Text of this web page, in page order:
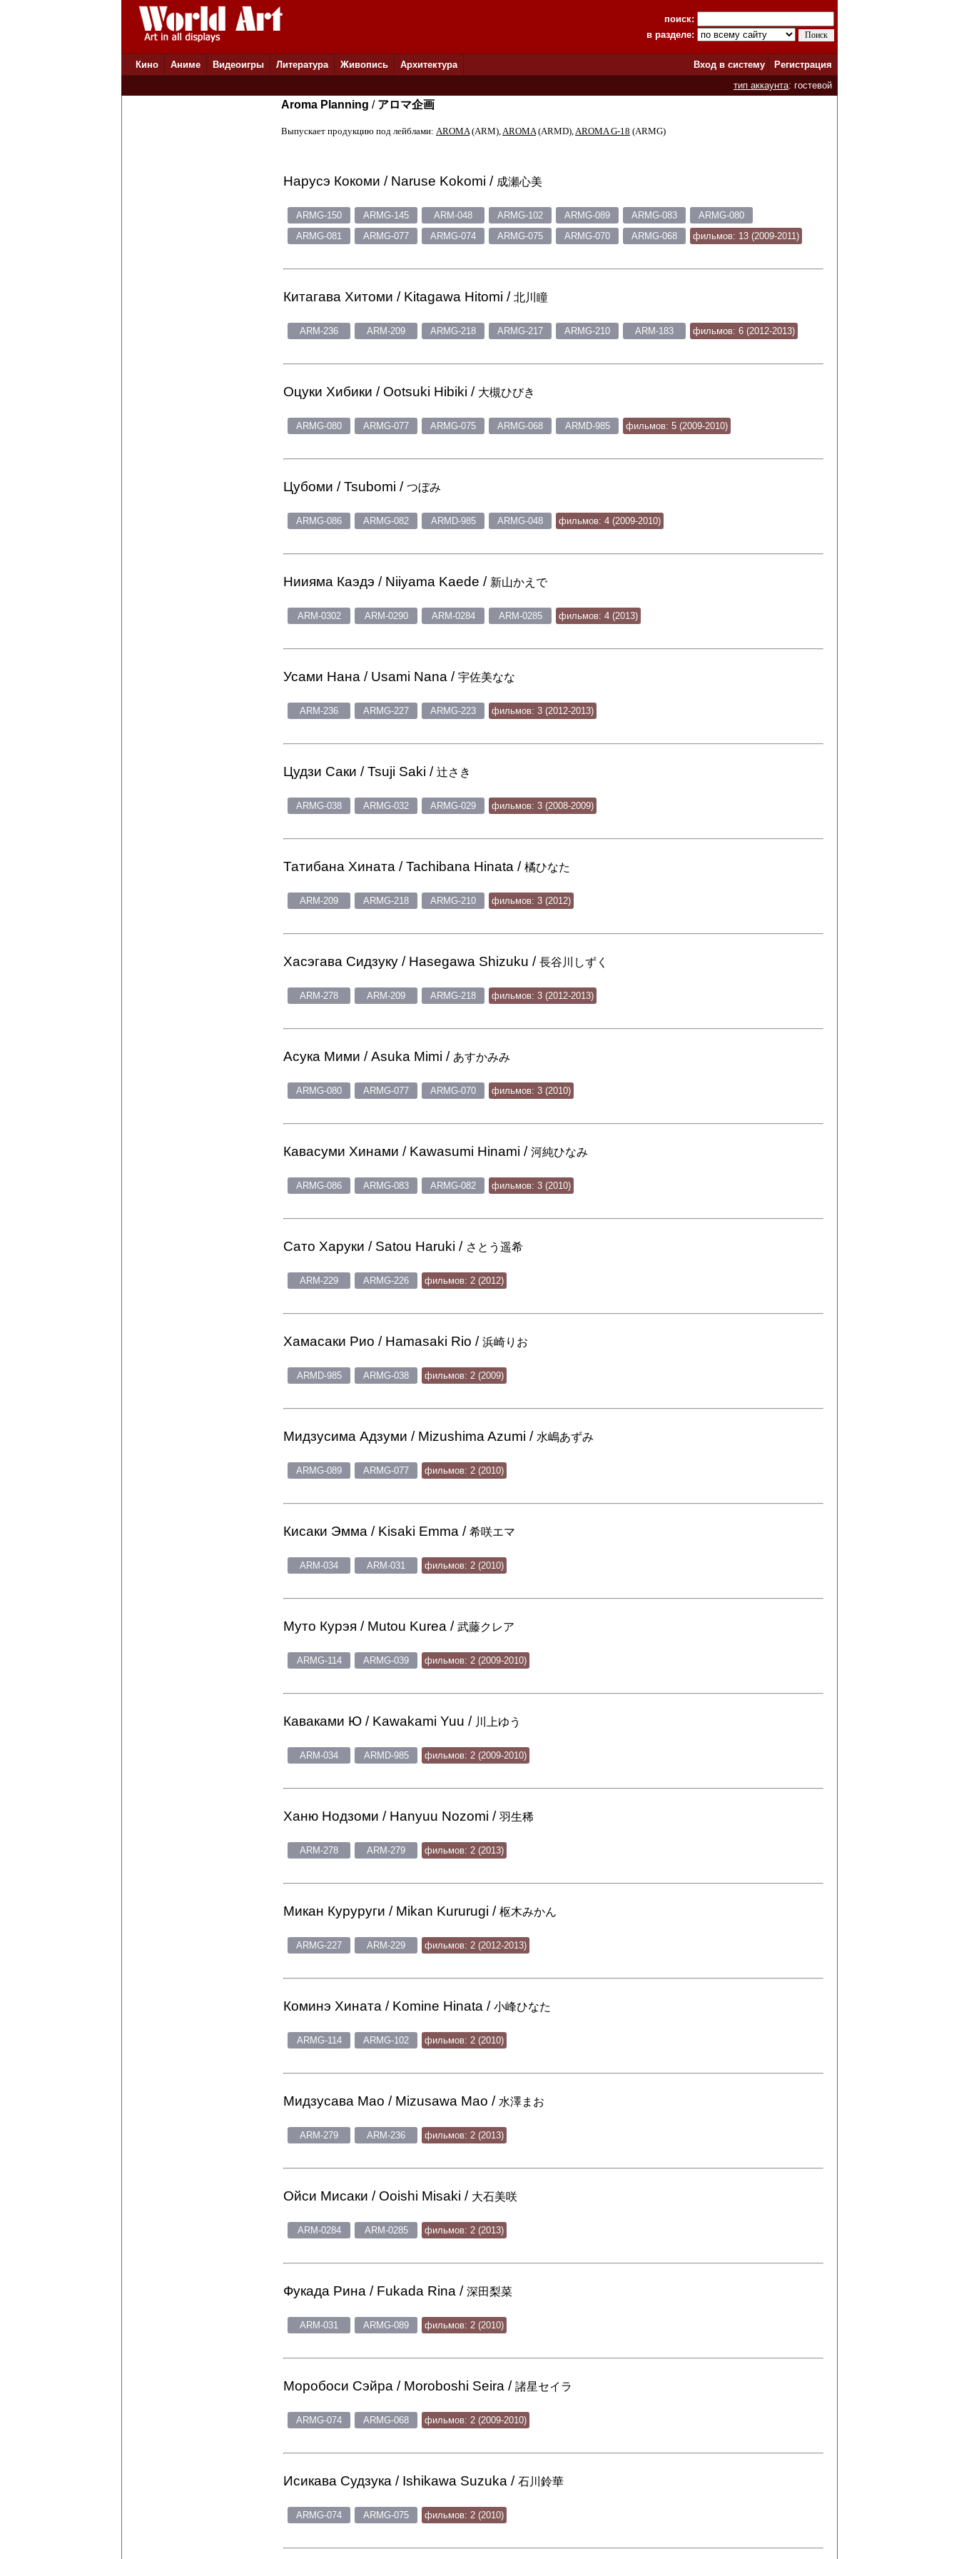
поиск:
в разделе:
Кино Аниме Видеоигры Литература Живопись Архитектура Вход в систему
Регистрация
тип аккаунта: гостевой
Aroma Planning / アロマ企画
Выпускает продукцию под лейблами: AROMA(ARM),AROMA(ARMD),AROMA G-18 (ARMG)
Нарусэ Кокоми / Naruse Kokomi / 成瀬心美
ARMG-150 ARMG-145 ARM-048 ARMG-102 ARMG-089 ARMG-083
ARMG-080
ARMG-081
ARMG-077 ARMG-074 ARMG-075 ARMG-070 ARMG-068 фильмов: 13 (2009-2011)
Китагава Хитоми / Kitagawa Hitomi / 北川瞳
ARM-236 ARM-209 ARMG-218 ARMG-217 ARMG-210 ARM-183 фильмов: 6 (2012-2013)
Оцуки Хибики / Ootsuki Hibiki / 大槻ひびき
ARMG-080 ARMG-077 ARMG-075 ARMG-068 ARMD-985 фильмов: 5 (2009-2010)
Цубоми / Tsubomi / つぼみ
ARMG-086 ARMG-082 ARMD-985 ARMG-048 фильмов: 4 (2009-2010)
Ниияма Каэдэ / Niiyama Kaede / 新山かえで
ARM-0302 ARM-0290 ARM-0284 ARM-0285 фильмов: 4 (2013)
Усами Нана / Usami Nana / 宇佐美なな
ARM-236 ARMG-227 ARMG-223 фильмов: 3 (2012-2013)
Цудзи Саки / Tsuji Saki / 辻さき
ARMG-038 ARMG-032 ARMG-029 фильмов: 3 (2008-2009)
Татибана Хината / Tachibana Hinata / 橘ひなた
ARM-209 ARMG-218 ARMG-210 фильмов: 3 (2012)
Хасэгава Сидзуку / Hasegawa Shizuku / 長谷川しずく
ARM-278 ARM-209 ARMG-218 фильмов: 3 (2012-2013)
Асука Мими / Asuka Mimi / あすかみみ
ARMG-080 ARMG-077 ARMG-070 фильмов: 3 (2010)
Кавасуми Хинами / Kawasumi Hinami / 河純ひなみ
ARMG-086 ARMG-083 ARMG-082 фильмов: 3 (2010)
Сато Харуки / Satou Haruki / さとう遥希
ARM-229 ARMG-226 фильмов: 2 (2012)
Хамасаки Рио / Hamasaki Rio / 浜崎りお
ARMD-985 ARMG-038 фильмов: 2 (2009)
Мидзусима Адзуми / Mizushima Azumi / 水嶋あずみ
ARMG-089 ARMG-077 фильмов: 2 (2010)
Кисаки Эмма / Kisaki Emma / 希咲エマ
ARM-034 ARM-031 фильмов: 2 (2010)
Муто Курэя / Mutou Kurea / 武藤クレア
ARMG-114 ARMG-039 фильмов: 2 (2009-2010)
Каваками Ю / Kawakami Yuu / 川上ゆう
ARM-034 ARMD-985 фильмов: 2 (2009-2010)
Ханю Нодзоми / Hanyuu Nozomi / 羽生稀
ARM-278 ARM-279 фильмов: 2 (2013)
Микан Куруруги / Mikan Kururugi / 枢木みかん
ARMG-227 ARM-229 фильмов: 2 (2012-2013)
Коминэ Хината / Komine Hinata / 小峰ひなた
ARMG-114 ARMG-102 фильмов: 2 (2010)
Мидзусава Мао / Mizusawa Mao / 水澤まお
ARM-279 ARM-236 фильмов: 2 (2013)
Ойси Мисаки / Ooishi Misaki / 大石美咲
ARM-0284 ARM-0285 фильмов: 2 (2013)
Фукада Рина / Fukada Rina / 深田梨菜
ARM-031 ARMG-089 фильмов: 2 (2010)
Моробоси Сэйра / Moroboshi Seira / 諸星セイラ
ARMG-074 ARMG-068 фильмов: 2 (2009-2010)
Исикава Судзука / Ishikawa Suzuka / 石川鈴華
ARMG-074 ARMG-075 фильмов: 2 (2010)